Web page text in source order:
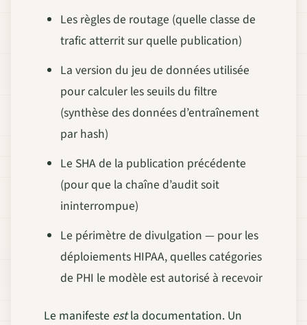
Les règles de routage (quelle classe de
trafic atterrit sur quelle publication)
La version du jeu de données utilisée
pour calculer les seuils du filtre
(synthèse des données d’entraînement
par hash)
Le SHA de la publication précédente
(pour que la chaîne d’audit soit
ininterrompue)
Le périmètre de divulgation — pour les
déploiements HIPAA, quelles catégories
de PHI le modèle est autorisé à recevoir
Le manifeste estla documentation. Un